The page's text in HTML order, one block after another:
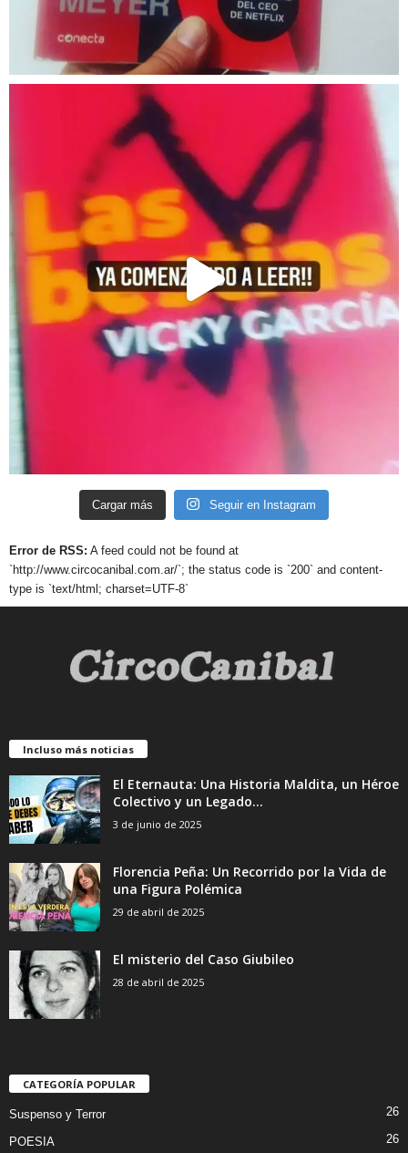
Cargar más Seguir en Instagram
Error de RSS: A feed could not be found at
`http://www.circocanibal.com.ar/`; the status code is `200` and content-
type is `text/html; charset=UTF-8`
Incluso más noticias
El Eternauta: Una Historia Maldita, un Héroe
Colectivo y un Legado...
3 de junio de 2025
Florencia Peña: Un Recorrido por la Vida de
una Figura Polémica
29 de abril de 2025
El misterio del Caso Giubileo
28 de abril de 2025
CATEGORÍA POPULAR
Suspenso y Terror 26
POESIA 26